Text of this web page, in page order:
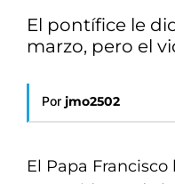
El pontífice le
marzo, pero el
Por jmo2502
El Papa